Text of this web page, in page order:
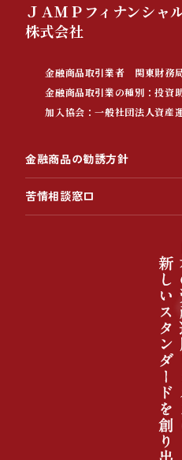
ＪＡＭＰフィナンシャ
株式会社
金融商品取引業者 関東財務局
金融商品取引業の種別：投資
加入協会：一般社団法人資産
金融商品の勧誘方針
苦情相談窓口